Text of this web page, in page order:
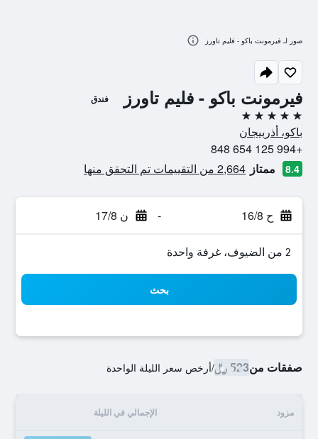
فيرمونت باكو - فليم تاورز فندق
5 نجوم
باكو، أذربيجان
+994 125 654 848
8.4 ممتاز 2,664 من التقييمات تم التحقق منها
ح 16/8 - ن 17/8
2 من الضيوف، غرفة واحدة
بحث
صفقات من523 ﷼ /أرخص سعر الليلة الواحدة
مزود الإجمالي في الليلة
صور لـ فيرمونت باكو - فليم تاورز